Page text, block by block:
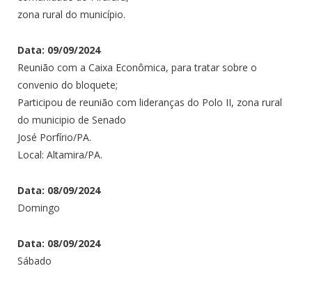
zona rural do município.
Data: 09/09/2024
Reunião com a Caixa Econômica, para tratar sobre o
convenio do bloquete;
Participou de reunião com lideranças do Polo II, zona rural
do municipio de Senado
José Porfírio/PA.
Local: Altamira/PA.
Data: 08/09/2024
Domingo
Data: 08/09/2024
Sábado